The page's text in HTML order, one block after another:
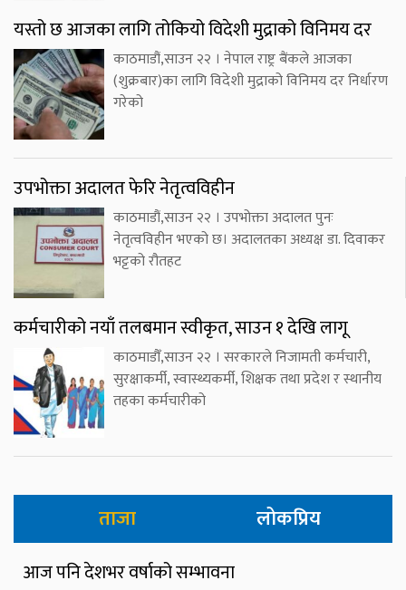
यस्तो छ आजका लागि तोकियो विदेशी मुद्राको विनिमय दर
काठमाडौं,साउन २२ । नेपाल राष्ट्र बैंकले आजका
(शुक्रबार)का लागि विदेशी मुद्राको विनिमय दर निर्धारण
गरेको
उपभोक्ता अदालत फेरि नेतृत्वविहीन
काठमाडौं,साउन २२ । उपभोक्ता अदालत पुनः
नेतृत्वविहीन भएको छ। अदालतका अध्यक्ष डा. दिवाकर
भट्टको रौतहट
कर्मचारीको नयाँ तलबमान स्वीकृत, साउन १ देखि लागू
काठमाडौँ,साउन २२ । सरकारले निजामती कर्मचारी,
सुरक्षाकर्मी, स्वास्थ्यकर्मी, शिक्षक तथा प्रदेश र स्थानीय
तहका कर्मचारीको
ताजा लोकप्रिय
आज पनि देशभर वर्षाको सम्भावना